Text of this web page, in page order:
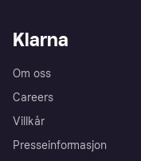
Klarna
Om oss
Careers
Villkår
Presseinformasjon